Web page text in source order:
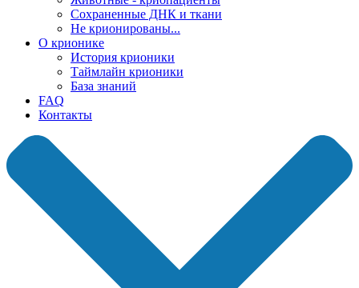
Сохраненные ДНК и ткани
Не крионированы...
О крионике
История крионики
Таймлайн крионики
База знаний
FAQ
Контакты